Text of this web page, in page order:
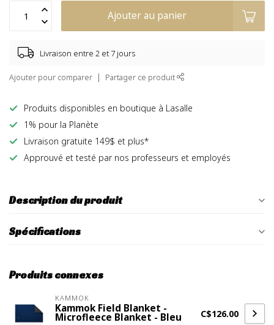
Ajouter au panier
Livraison entre 2 et 7 jours
Ajouter pour comparer Partager ce produit
Produits disponibles en boutique à Lasalle
1% pour la Planète
Livraison gratuite 149$ et plus*
Approuvé et testé par nos professeurs et employés
Description du produit
Spécifications
Produits connexes
KAMMOK
Kammok Field Blanket -
Microfleece Blanket - Bleu C$126.00